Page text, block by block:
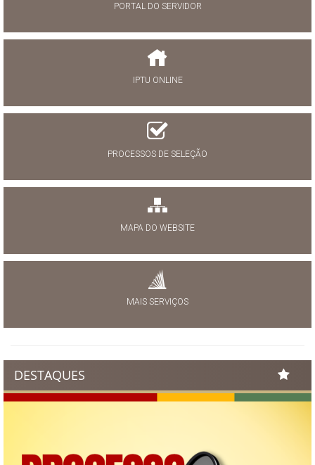
PORTAL DO SERVIDOR
IPTU ONLINE
PROCESSOS DE SELEÇÃO
MAPA DO WEBSITE
MAIS SERVIÇOS
DESTAQUES